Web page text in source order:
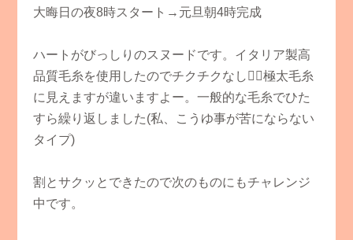
大晦日の夜8時スタート→元旦朝4時完成
ハートがびっしりのスヌードです。イタリア製高
品質毛糸を使用したのでチクチクなし👌🏻極太毛糸
に見えますが違いますよー。一般的な毛糸でひた
すら繰り返しました(私、こうゆ事が苦にならない
タイプ)
割とサクッとできたので次のものにもチャレンジ
中です。